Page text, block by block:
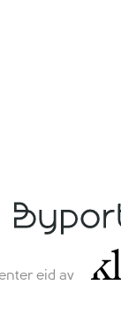
eid av